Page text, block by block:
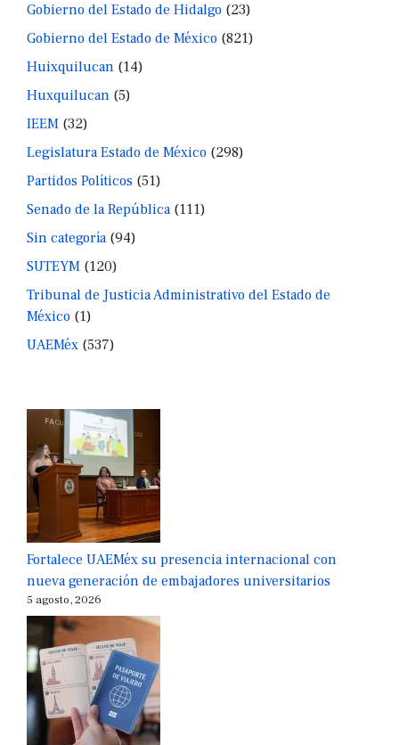
Gobierno del Estado de Hidalgo (23)
Gobierno del Estado de México (821)
Huixquilucan (14)
Huxquilucan (5)
IEEM (32)
Legislatura Estado de México (298)
Partidos Políticos (51)
Senado de la República(111)
Sin categoría(94)
SUTEYM (120)
Tribunal de Justicia Administrativo del Estado de
México (1)
UAEMéx (537)
Fortalece UAEMéx su presencia internacional con
nueva generación de embajadores universitarios
5 agosto, 2026